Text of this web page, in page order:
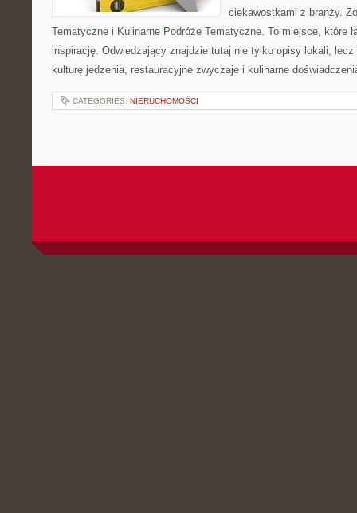
ciekawostkami z branży.
Tematyczne i Kulinarne Podróże Tematyczne. To miejsce, które
inspirację. Odwiedzający znajdzie tutaj nie tylko opisy lokali,
kulturę jedzenia, restauracyjne zwyczaje i kulinarne
CATEGORIES: NIERUCHOMOŚCI